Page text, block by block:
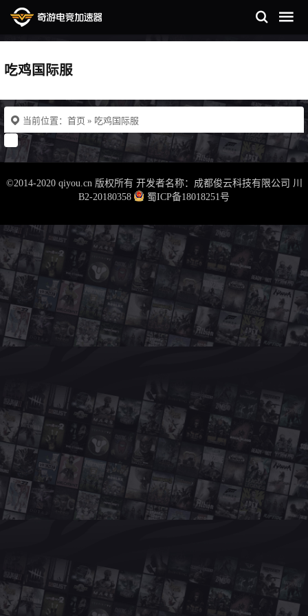
吃鸡国际服
当前位置： 首页 » 吃鸡国际服
©2014-2020 qiyou.cn 版权所有 开发者名称：成都俊云科技有限公司 川
B2-20180358
蜀ICP备18018251号